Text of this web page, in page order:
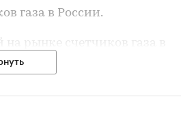
газа в России.
рынке счетчиков газа в